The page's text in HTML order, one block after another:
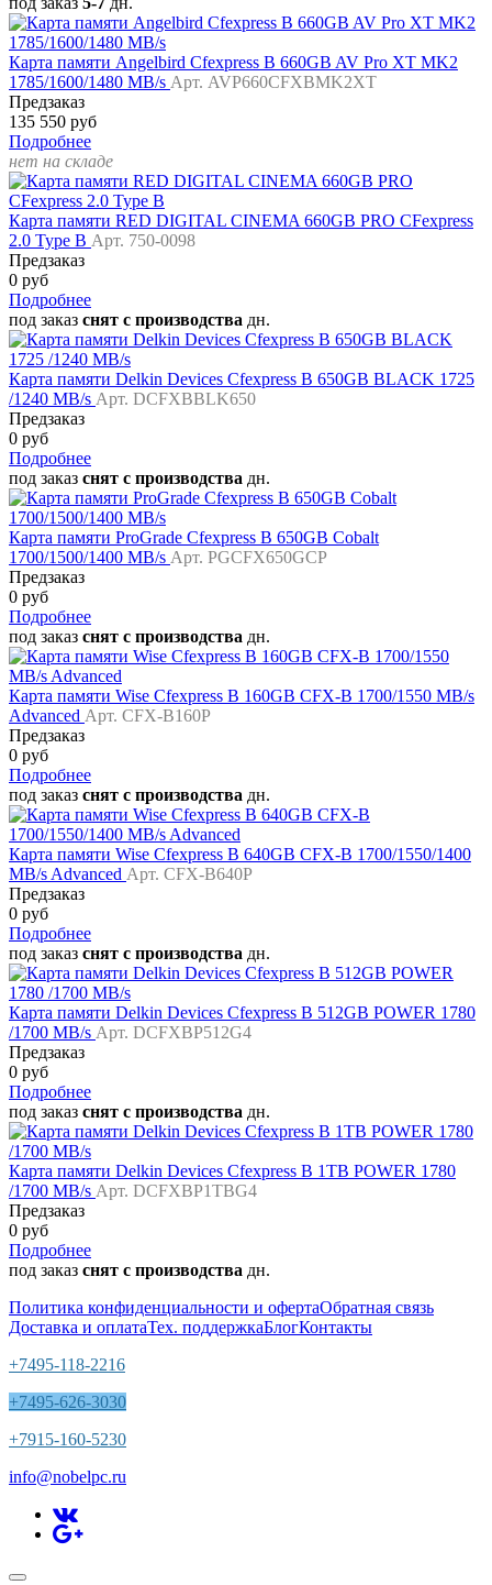
Карта памяти Angelbird Cfexpress B 660GB AV Pro XT MK2
1785/1600/1480 MB/s Арт. AVP660CFXBMK2XT
Предзаказ
135 550 руб
Подробнее
нет на складе
Карта памяти RED DIGITAL CINEMA 660GB PRO CFexpress
2.0 Type B Арт. 750-0098
Предзаказ
0 руб
Подробнее
под заказ снят с производства дн.
Карта памяти Delkin Devices Cfexpress B 650GB BLACK 1725
/1240 MB/s Арт. DCFXBBLK650
Предзаказ
0 руб
Подробнее
под заказ снят с производства дн.
Карта памяти ProGrade Cfexpress B 650GB Cobalt
1700/1500/1400 MB/s Арт. PGCFX650GCP
Предзаказ
0 руб
Подробнее
под заказ снят с производства дн.
Карта памяти Wise Cfexpress B 160GB CFX-B 1700/1550 MB/s
Advanced Арт. CFX-B160P
Предзаказ
0 руб
Подробнее
под заказ снят с производства дн.
Карта памяти Wise Cfexpress B 640GB CFX-B 1700/1550/1400
MB/s Advanced Арт. CFX-B640P
Предзаказ
0 руб
Подробнее
под заказ снят с производства дн.
Карта памяти Delkin Devices Cfexpress B 512GB POWER 1780
/1700 MB/s Арт. DCFXBP512G4
Предзаказ
0 руб
Подробнее
под заказ снят с производства дн.
Карта памяти Delkin Devices Cfexpress B 1TB POWER 1780
/1700 MB/s Арт. DCFXBP1TBG4
Предзаказ
0 руб
Подробнее
под заказ снят с производства дн.
Политика конфиденциальности и офертаОбратная связь
Доставка и оплатаТех. поддержкаБлогКонтакты
+7495-118-2216
+7495-626-3030
+7915-160-5230
info@nobelpc.ru